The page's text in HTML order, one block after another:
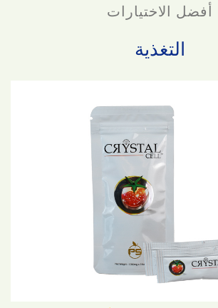
أفضل الاختيارات
التغذية